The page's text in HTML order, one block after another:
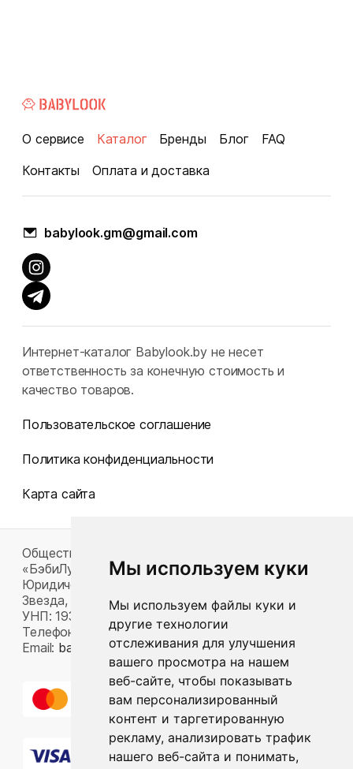
Мы используем куки
Мы используем файлы куки и
другие технологии
отслеживания для улучшения
вашего просмотра на нашем
веб-сайте, чтобы показывать
вам персонализированный
контент и таргетированную
рекламу, анализировать трафик
нашего веб-сайта и понимать,
О сервисе Каталог Бренды Блог
FAQ
Контакты
Оплата и доставка
babylook.gm@gmail.com
Интернет-каталог Babylook.by не несет
ответственность за конечную стоимость и
качество товаров.
Пользовательское соглашение
Политика конфиденциальности
Карта сайта
Общество с ограниченной ответственностью
«БэбиЛук»
Юридический адрес: 220117, г. Минск, пр-т Газеты
Звезда, д. 16, пом. 52
УНП: 193815124
Телефон:
+375 33 392 66 63
Email: babylook.gm@gmail.com .